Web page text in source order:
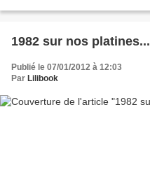
1982 sur nos platines...
Publié le 07/01/2012 à 12:03
Par Lilibook